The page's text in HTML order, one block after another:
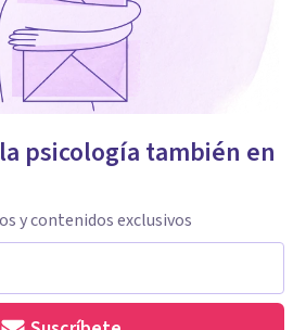
psicología también en
y contenidos exclusivos